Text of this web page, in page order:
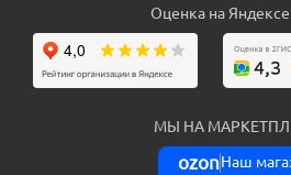
Оценка на
МЫ НА
ozonНаш